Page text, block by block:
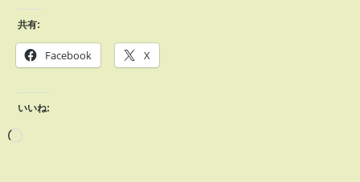
共有:
Facebook X
いいね: